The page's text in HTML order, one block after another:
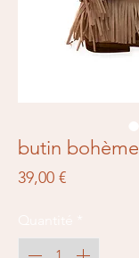
butin bohème
39,00 €Prix